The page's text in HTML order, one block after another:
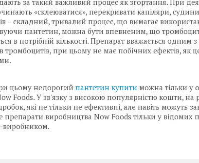
«склеюватися», перекривати капіляри,
– складний, тривалий процес, що вимагає
пантетин, можна бути впевненим, що
в потрібній кількості. Препарат вважається одним
тромбоцитів, при цьому не має побічних ефектів, як
цьому недорогий пантетин купити можна тільки у
Foods. У зв'язку з високою популярністю кошти, на
які не тільки не ефективні, але навіть можуть
препарати виробництва Now Foods тільки у відомих
виробником.